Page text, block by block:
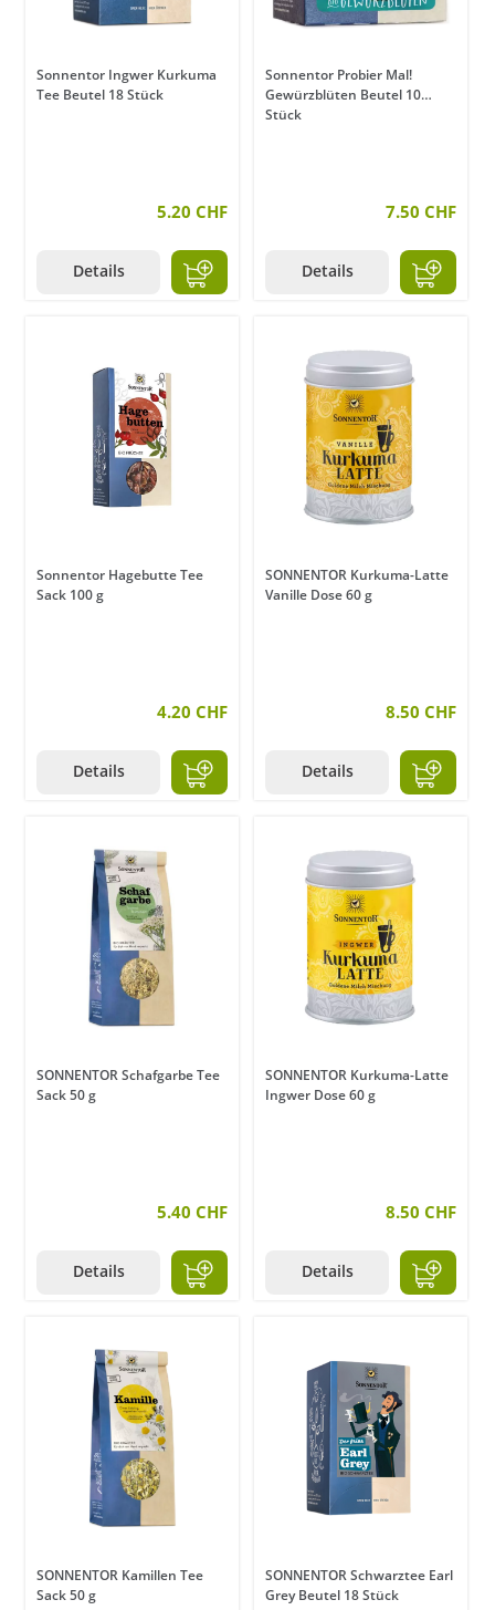
Sonnentor Ingwer Kurkuma
Tee Beutel 18 Stück
5.20 CHF
Details
Sonnentor Probier Mal!
Gewürzblüten Beutel 10
Stück
7.50 CHF
Details
Sonnentor Hagebutte Tee
Sack 100 g
4.20 CHF
Details
SONNENTOR Kurkuma-Latte
Vanille Dose 60 g
8.50 CHF
Details
SONNENTOR Schafgarbe Tee
Sack 50 g
5.40 CHF
Details
SONNENTOR Kurkuma-Latte
Ingwer Dose 60 g
8.50 CHF
Details
SONNENTOR Kamillen Tee
Sack 50 g
SONNENTOR Schwarztee Earl
Grey Beutel 18 Stück